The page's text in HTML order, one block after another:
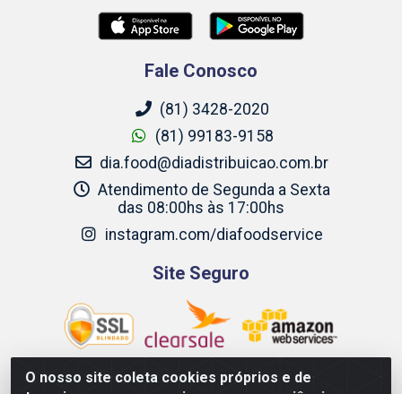
O nosso site coleta cookies próprios e de
Fale Conosco
(81) 3428-2020
(81) 99183-9158
dia.food@diadistribuicao.com.br
Atendimento de Segunda a Sexta
das 08:00hs às 17:00hs
instagram.com/diafoodservice
Site Seguro